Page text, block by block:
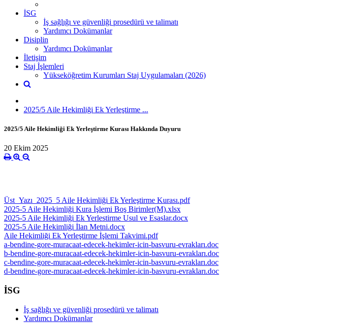
İSG
İş sağlığı ve güvenliği prosedürü ve talimatı
Yardımcı Dokümanlar
Disiplin
Yardımcı Dokümanlar
İletişim
Staj İşlemleri
Yükseköğretim Kurumları Staj Uygulamaları (2026)
2025/5 Aile Hekimliği Ek Yerleştirme ...
2025/5 Aile Hekimliği Ek Yerleştirme Kurası Hakkında Duyuru
20 Ekim 2025
Üst_Yazı_2025_5 Aile Hekimliği Ek Yerleştirme Kurası.pdf
2025-5 Aile Hekimliği Kura İşlemi Boş Birimler(M).xlsx
2025-5 Aile Hekimliği Ek Yerlestirme Usul ve Esaslar.docx
2025-5 Aile Hekimliği İlan Metni.docx
Aile Hekimliği Ek Yerleştirme İşlemi Takvimi.pdf
a-bendine-gore-muracaat-edecek-hekimler-icin-basvuru-evrakları.doc
b-bendine-gore-muracaat-edecek-hekimler-icin-basvuru-evrakları.doc
c-bendine-gore-muracaat-edecek-hekimler-icin-basvuru-evrakları.doc
d-bendine-gore-muracaat-edecek-hekimler-icin-basvuru-evrakları.doc
İSG
İş sağlığı ve güvenliği prosedürü ve talimatı
Yardımcı Dokümanlar